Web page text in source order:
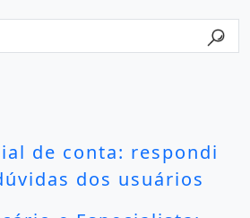
de conta: respondi
dos usuários